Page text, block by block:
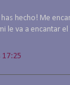
hecho! Me
le va a encantar
17:25